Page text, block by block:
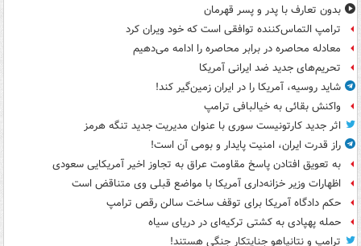
بدون تعارف با پدر و پسر قهرمان
ترامپ التماس‌کننده توافقی است که خود ویران کرد
معادله محاصره در برابر محاصره را ادامه می‌دهیم
تحریم‌های جدید ضد ایرانی آمریکا
شاید روسیه، آمریکا را در ایران زمین‌گیر کند!
واکنش بقائی به خیالبافی ترامپ
اثر جدید کارتونیست سوری با عنوان مدیریت جدید تنگه هرمز
راز قدرت ایران، امنیت پایدار و بومی آن است!
به تعویق افتادن پاسخ مقاومت عراق به تجاوز اخیر آمریکایی سعودی
اظهارات وزیر خزانه‌داری آمریکا با مواضع قبلی وی متناقض است
حکم دادگاه آمریکا برای توقف ساخت سالن رقص ترامپ
حمله پهپادی به کشتی ترکیه‌ای در دریای سیاه
ترامپ و نتانیاهو جنایتکار جنگی هستند!